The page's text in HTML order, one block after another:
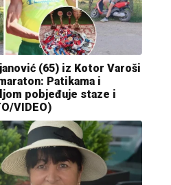
(65) iz Kotor Varoši
Patikama i
pobjeđuje staze i
VIDEO)